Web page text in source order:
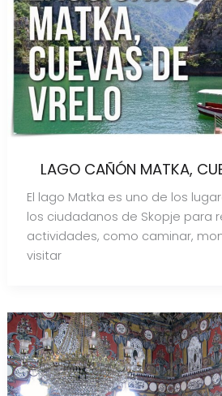
LAGO CAÑÓN MATKA,
El lago Matka es uno de los
los ciudadanos de Skopje para
actividades, como caminar,
visitar